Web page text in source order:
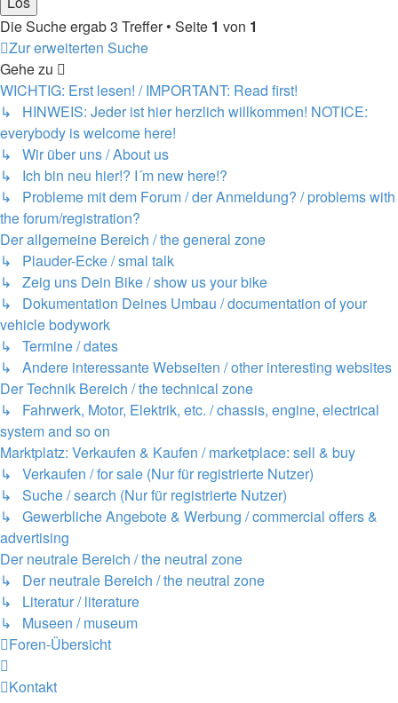
Die Suche ergab 3 Treffer • Seite 1 von 1
Zur erweiterten Suche
Gehe zu
WICHTIG: Erst lesen! / IMPORTANT: Read first!
↳ HINWEIS: Jeder ist hier herzlich willkommen! NOTICE:
everybody is welcome here!
↳ Wir über uns / About us
↳ Ich bin neu hier!? I´m new here!?
↳ Probleme mit dem Forum / der Anmeldung? / problems with
the forum/registration?
Der allgemeine Bereich / the general zone
↳ Plauder-Ecke / smal talk
↳ Zeig uns Dein Bike / show us your bike
↳ Dokumentation Deines Umbau / documentation of your
vehicle bodywork
↳ Termine / dates
↳ Andere interessante Webseiten / other interesting websites
Der Technik Bereich / the technical zone
↳ Fahrwerk, Motor, Elektrik, etc. / chassis, engine, electrical
system and so on
Marktplatz: Verkaufen & Kaufen / marketplace: sell & buy
↳ Verkaufen / for sale (Nur für registrierte Nutzer)
↳ Suche / search (Nur für registrierte Nutzer)
↳ Gewerbliche Angebote & Werbung / commercial offers &
advertising
Der neutrale Bereich / the neutral zone
↳ Der neutrale Bereich / the neutral zone
↳ Literatur / literature
↳ Museen / museum
Foren-Übersicht
Kontakt